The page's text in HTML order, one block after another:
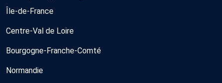
Île-de-France
Centre-Val de Loire
Bourgogne-Franche-Comté
Normandie